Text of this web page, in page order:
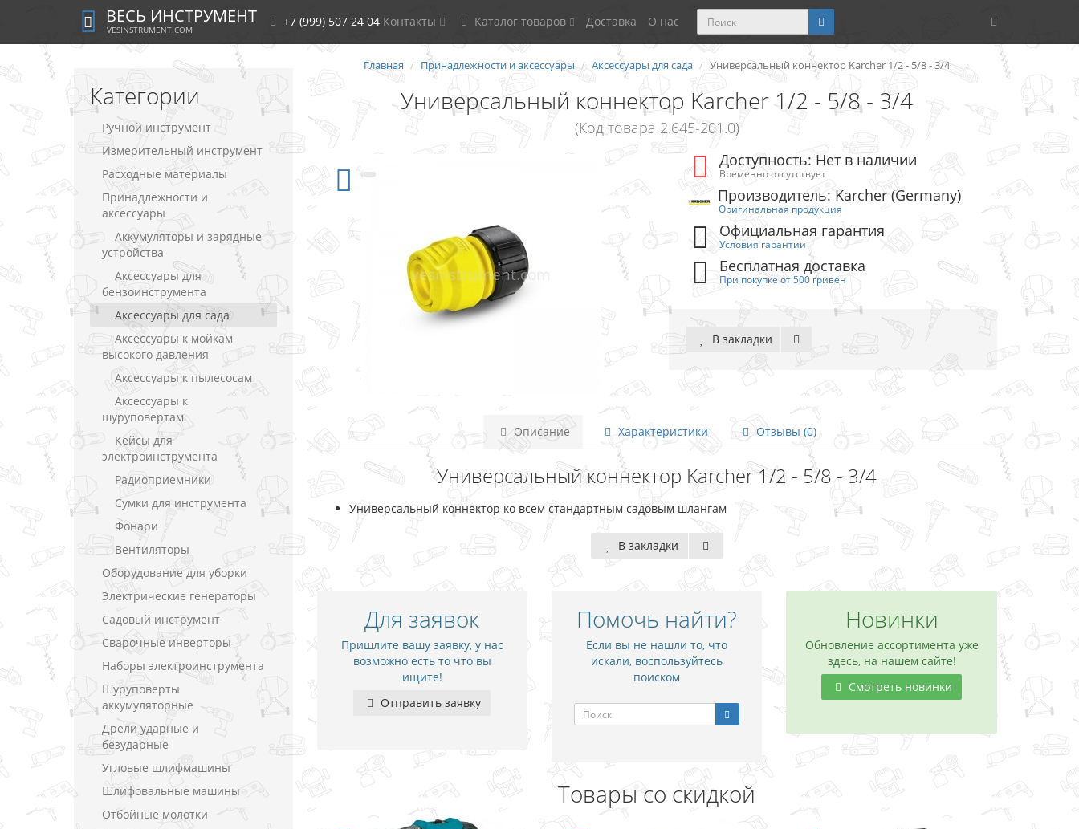
ВЕСЬ ИНСТРУМЕНТ
VESINSTRUMENT.COM
+7 (999) 507 24 04 Контакты Каталог товаров Доставка О нас
Категории
Ручной инструмент
Измерительный инструмент
Расходные материалы
Принадлежности и
аксессуары
Аккумуляторы и зарядные
устройства
Аксессуары для
бензоинструмента
Аксессуары для сада
Аксессуары к мойкам
высокого давления
Аксессуары к пылесосам
Аксессуары к
шуруповертам
Кейсы для
электроинструмента
Радиоприемники
Сумки для инструмента
Фонари
Вентиляторы
Оборудование для уборки
Электрические генераторы
Садовый инструмент
Сварочные инверторы
Наборы электроинструмента
Шуруповерты
аккумуляторные
Дрели ударные и
безударные
Угловые шлифмашины
Шлифовальные машины
Отбойные молотки
Главная Принадлежности и аксессуары Аксессуары для сада Универсальный коннектор Karcher 1/2 - 5/8 - 3/4
Универсальный коннектор Karcher 1/2 - 5/8 - 3/4
(Код товара 2.645-201.0)
Доступность: Нет в наличии
Временно отсутствует
Производитель: Karcher (Germany)
Оригинальная продукция
Официальная гарантия
Условия гарантии
Бесплатная доставка
При покупке от 500 гривен
В закладки
Описание Характеристики Отзывы (0)
Универсальный коннектор Karcher 1/2 - 5/8 - 3/4
Универсальный коннектор ко всем стандартным садовым шлангам
В закладки
Для заявок
Пришлите вашу заявку, у нас
возможно есть то что вы
ищите!
Отправить заявку
Помочь найти?
Если вы не нашли то, что
искали, воспользуйтесь
поиском
Новинки
Обновление ассортимента уже
здесь, на нашем сайте!
Смотреть новинки
Товары со скидкой